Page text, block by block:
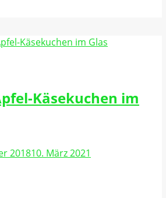
Käsekuchen im
201810. März 2021